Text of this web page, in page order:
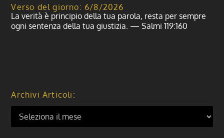
Verso del giorno: 6/8/2026
La verità è principio della tua parola, resta per sempre
ogni sentenza della tua giustizia. — Salmi 119:160
Archivi Articoli: